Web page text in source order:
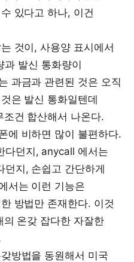
있다고 하나, 이건
것이, 사용양 표시에서
발신 통화량이
과금과 관련된 것은 오직
은 발신 통화일텐데
건 합산해서 나온다.
에 비하면 많이 불편하다.
다던지, anycall 에서는
던지, 손쉽고 간단하게
서는 이런 기능은
방법만 존재한다. 이것
온갖 잡다한 자잘한
방법을 동원해서 미국